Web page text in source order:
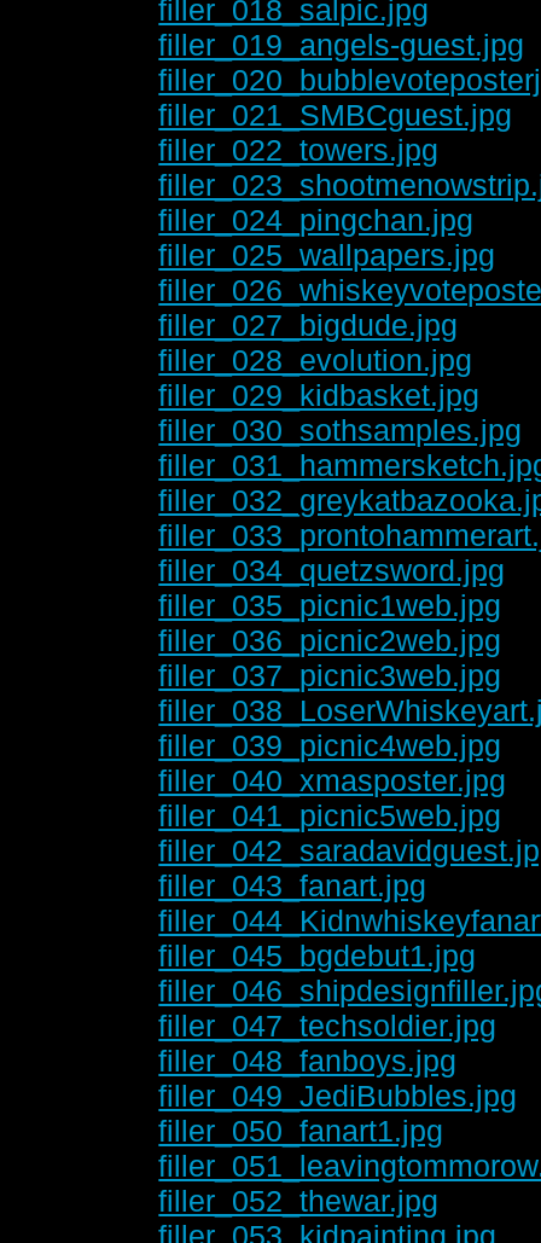
filler_018_salpic.jpg
filler_019_angels-guest.jpg
filler_021_SMBCguest.jpg
filler_022_towers.jpg
filler_024_pingchan.jpg
filler_025_wallpapers.jpg
filler_027_bigdude.jpg
filler_028_evolution.jpg
filler_029_kidbasket.jpg
filler_030_sothsamples.jpg
filler_034_quetzsword.jpg
filler_035_picnic1web.jpg
filler_036_picnic2web.jpg
filler_037_picnic3web.jpg
filler_039_picnic4web.jpg
filler_040_xmasposter.jpg
filler_041_picnic5web.jpg
filler_043_fanart.jpg
filler_045_bgdebut1.jpg
filler_047_techsoldier.jpg
filler_048_fanboys.jpg
filler_049_JediBubbles.jpg
filler_050_fanart1.jpg
filler_052_thewar.jpg
filler_053_kidpainting.jpg